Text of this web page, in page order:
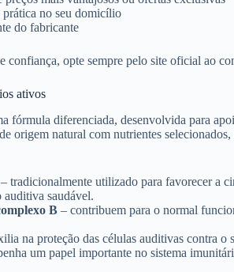
prática no seu domicílio
do fabricante
confiança, opte sempre pelo site oficial ao
ativos
fórmula diferenciada, desenvolvida para
origem natural com nutrientes
– tradicionalmente utilizado para favorecer a
auditiva saudável.
B – contribuem para o normal
na proteção das células auditivas contra
um papel importante no sistema